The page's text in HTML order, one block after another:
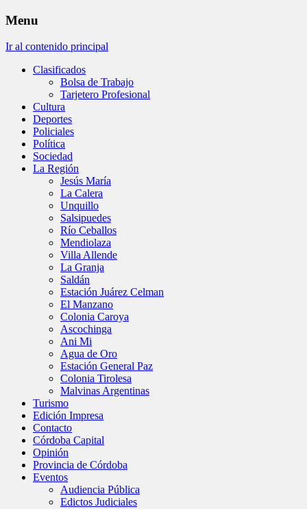
Menu
Ir al contenido principal
Clasificados
Bolsa de Trabajo
Tarjetero Profesional
Cultura
Deportes
Policiales
Política
Sociedad
La Región
Jesús María
La Calera
Unquillo
Salsipuedes
Río Ceballos
Mendiolaza
Villa Allende
La Granja
Saldán
Estación Juárez Celman
El Manzano
Colonia Caroya
Ascochinga
Ani Mi
Agua de Oro
Estación General Paz
Colonia Tirolesa
Malvinas Argentinas
Turismo
Edición Impresa
Contacto
Córdoba Capital
Opinión
Provincia de Córdoba
Eventos
Audiencia Pública
Edictos Judiciales